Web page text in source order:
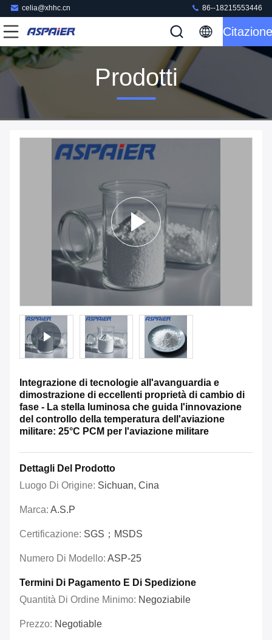
celia@xhhc.cn 86--18215553446
Citazione
Prodotti
Integrazione di tecnologie all'avanguardia e
dimostrazione di eccellenti proprietà di cambio di
fase - La stella luminosa che guida l'innovazione
del controllo della temperatura dell'aviazione
militare: 25°C PCM per l'aviazione militare
Dettagli Del Prodotto
Luogo Di Origine: Sichuan, Cina
Marca: A.S.P
Certificazione: SGS；MSDS
Numero Di Modello: ASP-25
Termini Di Pagamento E Di Spedizione
Quantità Di Ordine Minimo: Negoziabile
Prezzo: Negotiable